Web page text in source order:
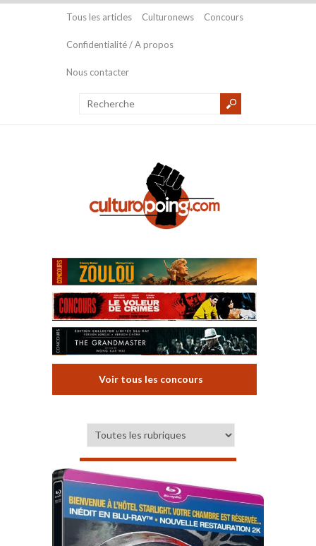
Tous les articles Culturonews Concours
Confidentialité / A propos
Nous contacter
Voir tous les concours